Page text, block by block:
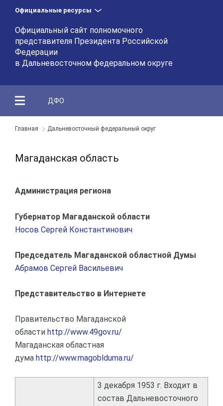
Официальные ресурсы
Официальный сайт полномочного
представителя Президента Российской
Федерации
в Дальневосточном федеральном округе
ДФО
Главная Дальневосточный федеральный округ
Магаданская область
Администрация региона
Губернатор Магаданской области
Носов Сергей Константинович
Председатель Магаданской областной Думы
Абрамов Сергей Васильевич
Представительство в Интернете
Правительство Магаданской
области http://www.49gov.ru/
Магаданская областная
дума http://www.magoblduma.ru/
3 декабря 1953 г. Входит в
состав Дальневосточного